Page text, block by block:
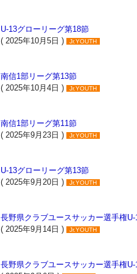
U-13グローリーグ第18節
( 2025年10月5日 )
Jr.YOUTH
南信1部リーグ第13節
( 2025年10月4日 )
Jr.YOUTH
南信1部リーグ第11節
( 2025年9月23日 )
Jr.YOUTH
U-13グローリーグ第13節
( 2025年9月20日 )
Jr.YOUTH
長野県クラブユースサッカー選手権U-
( 2025年9月14日 )
Jr.YOUTH
長野県クラブユースサッカー選手権U-